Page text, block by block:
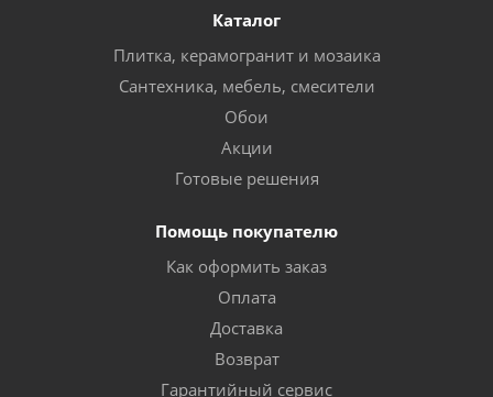
Каталог
Плитка, керамогранит и мозаика
Сантехника, мебель, смесители
Обои
Акции
Готовые решения
Помощь покупателю
Как оформить заказ
Оплата
Доставка
Возврат
Гарантийный сервис